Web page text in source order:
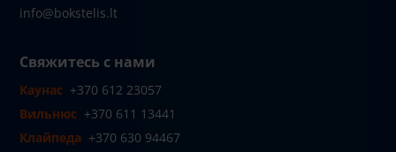
info@bokstelis.lt
Свяжитесь с нами
Каунас +370 612 23057
Вильнюс +370 611 13441
Клайпеда +370 630 94467